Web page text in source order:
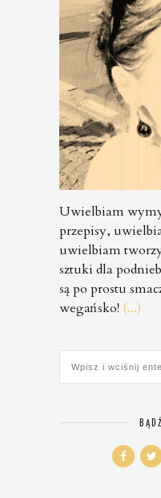
Uwielbiam
przepisy,
uwielbiam
sztuki dla
są po prostu
wegańsko! (...)